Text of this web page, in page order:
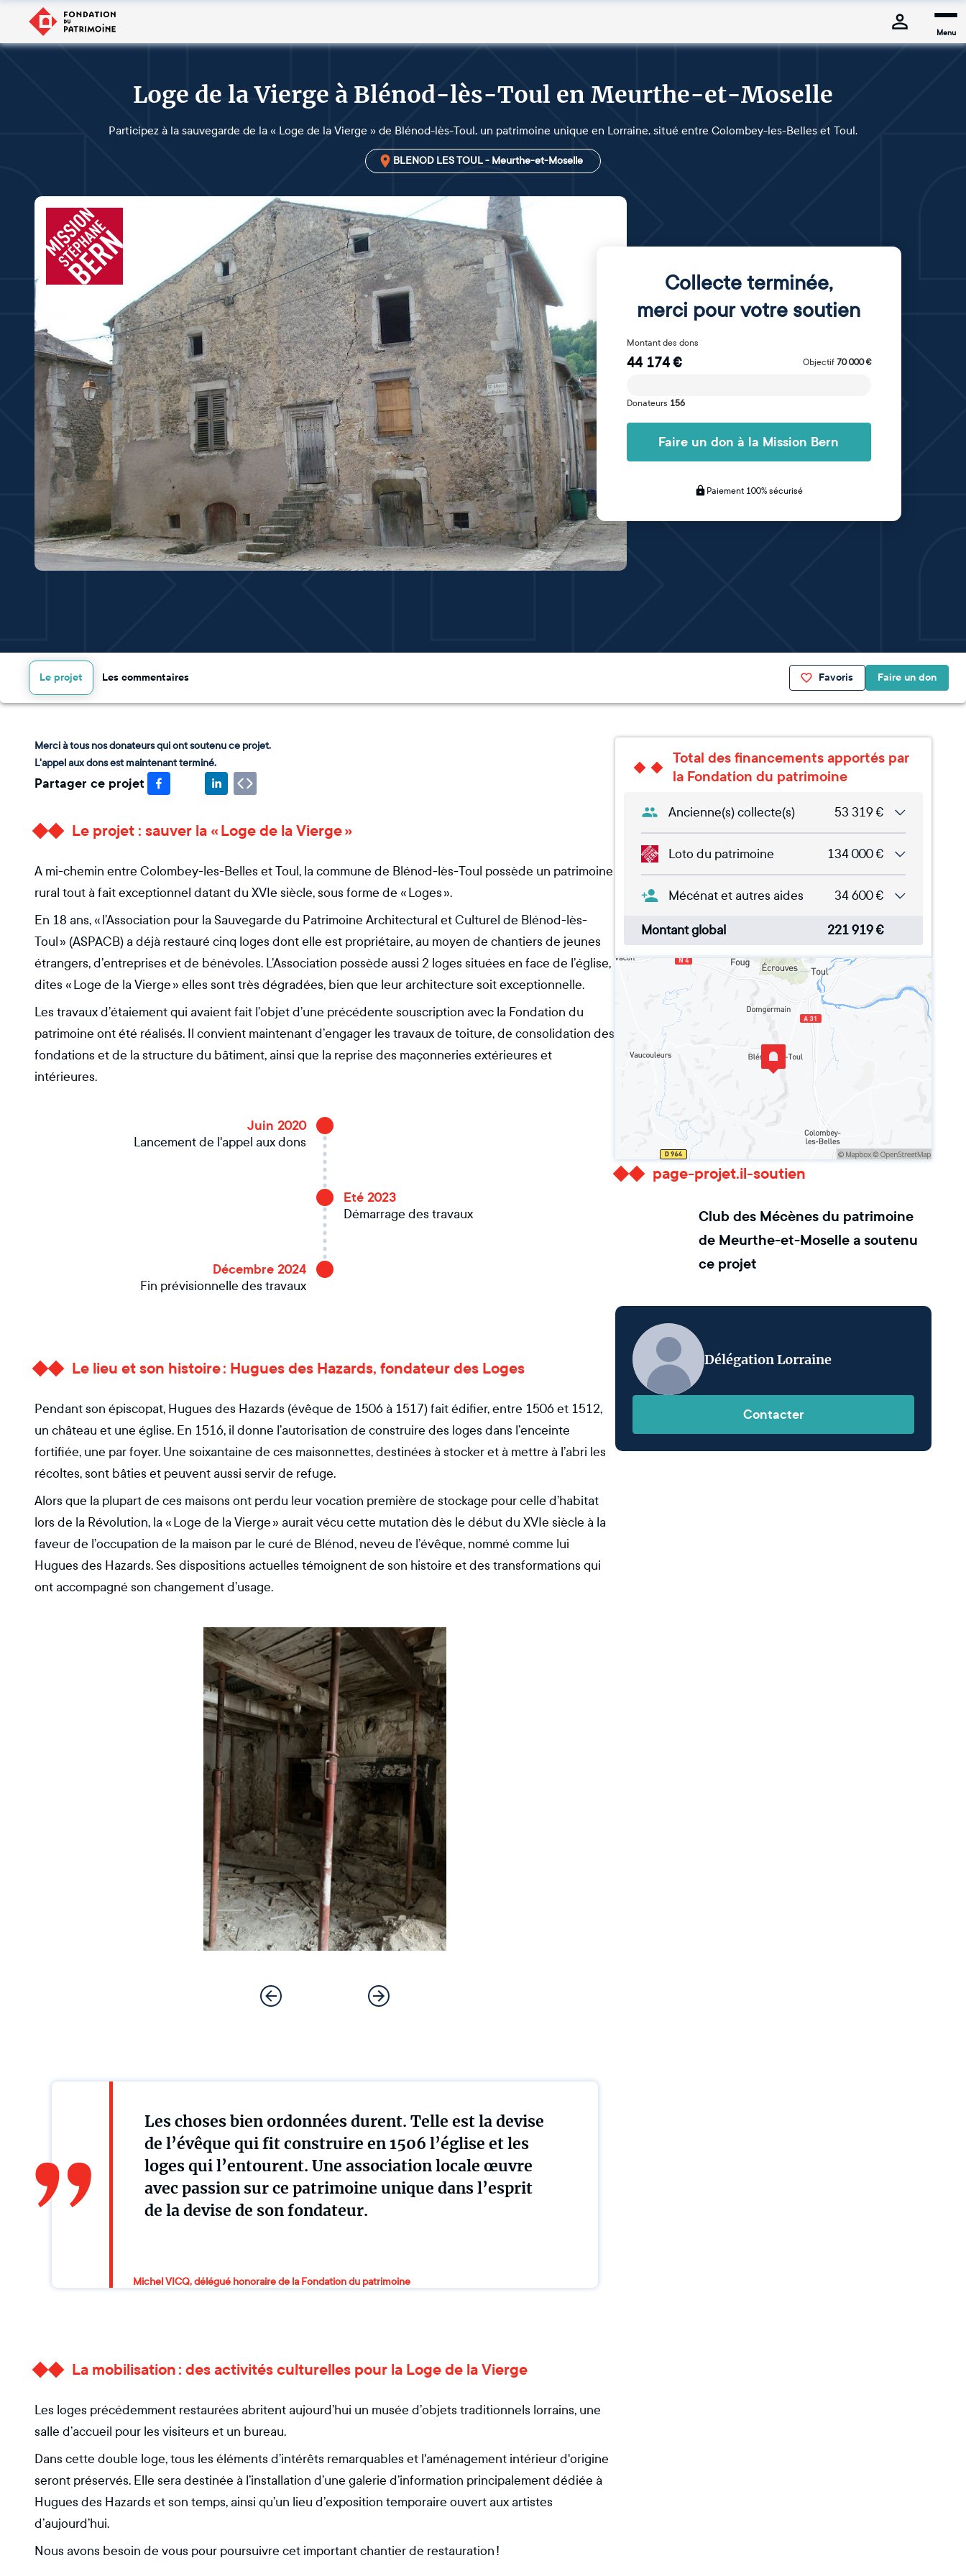
Menu
Loge de la Vierge à Blénod-lès-Toul en Meurthe-et-Moselle
Participez à la sauvegarde de la « Loge de la Vierge » de Blénod-lès-Toul, un patrimoine unique en Lorraine, situé entre Colombey-les-Belles et Toul.
BLENOD LES TOUL - Meurthe-et-Moselle
Collecte terminée,
merci pour votre soutien
Montant des dons
44 174€ Objectif 70 000€
Donateurs 156
Faire un don à la Mission Bern
Paiement 100% sécurisé
Favoris Faire un don
Le projet Les commentaires
Merci à tous nos donateurs qui ont soutenu ce projet.
L'appel aux dons est maintenant terminé.
Partager ce projet
Le projet : sauver la « Loge de la Vierge »
A mi-chemin entre Colombey-les-Belles et Toul, la commune de Blénod-lès-Toul possède un patrimoine
rural tout à fait exceptionnel datant du XVIe siècle, sous forme de « Loges ».
En 18 ans, « l’Association pour la Sauvegarde du Patrimoine Architectural et Culturel de Blénod-lès-
Toul » (ASPACB) a déjà restauré cinq loges dont elle est propriétaire, au moyen de chantiers de jeunes
étrangers, d’entreprises et de bénévoles. L’Association possède aussi 2 loges situées en face de l’église,
dites « Loge de la Vierge » elles sont très dégradées, bien que leur architecture soit exceptionnelle.
Les travaux d’étaiement qui avaient fait l’objet d’une précédente souscription avec la Fondation du
patrimoine ont été réalisés. Il convient maintenant d’engager les travaux de toiture, de consolidation des
fondations et de la structure du bâtiment, ainsi que la reprise des maçonneries extérieures et
intérieures.
Juin 2020
Lancement de l'appel aux dons
Eté 2023
Démarrage des travaux
Décembre 2024
Fin prévisionnelle des travaux
Le lieu et son histoire : Hugues des Hazards, fondateur des Loges
Pendant son épiscopat, Hugues des Hazards (évêque de 1506 à 1517) fait édifier, entre 1506 et 1512,
un château et une église. En 1516, il donne l’autorisation de construire des loges dans l’enceinte
fortifiée, une par foyer. Une soixantaine de ces maisonnettes, destinées à stocker et à mettre à l’abri les
récoltes, sont bâties et peuvent aussi servir de refuge.
Alors que la plupart de ces maisons ont perdu leur vocation première de stockage pour celle d’habitat
lors de la Révolution, la « Loge de la Vierge » aurait vécu cette mutation dès le début du XVIe siècle à la
faveur de l’occupation de la maison par le curé de Blénod, neveu de l’évêque, nommé comme lui
Hugues des Hazards. Ses dispositions actuelles témoignent de son histoire et des transformations qui
ont accompagné son changement d’usage.
Les choses bien ordonnées durent. Telle est la devise
de l’évêque qui fit construire en 1506 l’église et les
loges qui l’entourent. Une association locale œuvre
avec passion sur ce patrimoine unique dans l’esprit
de la devise de son fondateur.
Michel VICQ, délégué honoraire de la Fondation du patrimoine
La mobilisation : des activités culturelles pour la Loge de la Vierge
Les loges précédemment restaurées abritent aujourd’hui un musée d’objets traditionnels lorrains, une
salle d’accueil pour les visiteurs et un bureau.
Dans cette double loge, tous les éléments d’intérêts remarquables et l'aménagement intérieur d'origine
seront préservés. Elle sera destinée à l’installation d’une galerie d’information principalement dédiée à
Hugues des Hazards et son temps, ainsi qu’un lieu d’exposition temporaire ouvert aux artistes
d’aujourd’hui.
Nous avons besoin de vous pour poursuivre cet important chantier de restauration !
Total des financements apportés par
la Fondation du patrimoine
Ancienne(s) collecte(s) 53 319€
Loto du patrimoine 134 000€
Mécénat et autres aides 34 600€
Montant global 221 919€
page-projet.il-soutien
Club des Mécènes du patrimoine
de Meurthe-et-Moselle a soutenu
ce projet
Délégation Lorraine
Contacter